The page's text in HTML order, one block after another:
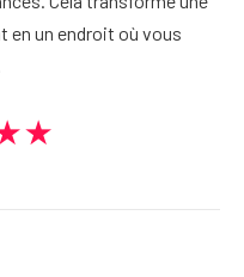
en un endroit où vous